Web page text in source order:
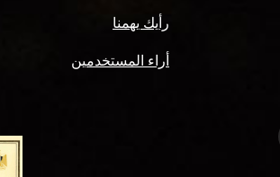
رأيك يهمنا
أراء المستخدمين